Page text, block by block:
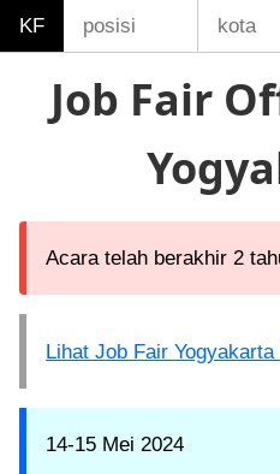
KF
Job Fair
Acara telah berakhir 2
Lihat Job Fair Yogyakarta
14-15 Mei 2024